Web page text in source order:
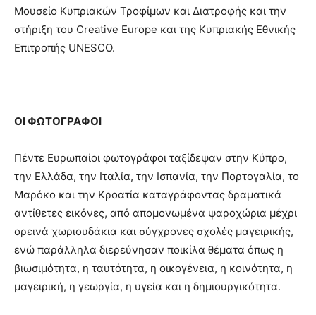
Μουσείο Κυπριακών Τροφίμων και Διατροφής και την
στήριξη του Creative Europe και της Κυπριακής Εθνικής
Επιτροπής UNESCO.
ΟΙ ΦΩΤΟΓΡΑΦΟΙ
Πέντε Ευρωπαίοι φωτογράφοι ταξίδεψαν στην Κύπρο,
την Ελλάδα, την Ιταλία, την Ισπανία, την Πορτογαλία, το
Μαρόκο και την Κροατία καταγράφοντας δραματικά
αντίθετες εικόνες, από απομονωμένα ψαροχώρια μέχρι
ορεινά χωριουδάκια και σύγχρονες σχολές μαγειρικής,
ενώ παράλληλα διερεύνησαν ποικίλα θέματα όπως η
βιωσιμότητα, η ταυτότητα, η οικογένεια, η κοινότητα, η
μαγειρική, η γεωργία, η υγεία και η δημιουργικότητα.